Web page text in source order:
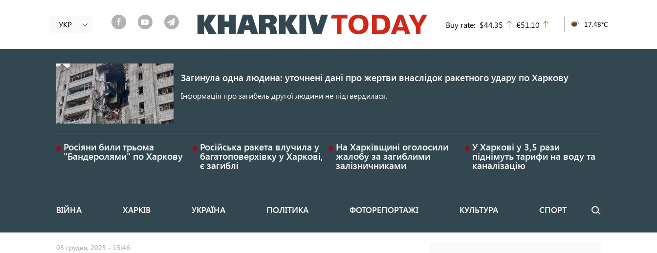
до
основного
УКР Buy rate: $44.35 up
€51.10 17.48°C
Загинула одна людина: уточнені дані про жертви внаслідок ракетного удару по Харкову
Інформація про загибель другої людини не підтвердилася.
Росіяни били трьома
"Бандеролями" по Харкову
Російська ракета влучила у
багатоповерхівку у Харкові,
є загиблі
На Харківщині оголосили
жалобу за загиблими
залізничниками
У Харкові у 3,5 рази
піднімуть тарифи на воду та
каналізацію
Основная
ВІЙНА ХАРКІВ УКРАЇНА ПОЛІТИКА ФОТОРЕПОРТАЖІ КУЛЬТУРА СПОРТ Пошук
03 грудня, 2025 - 15:46